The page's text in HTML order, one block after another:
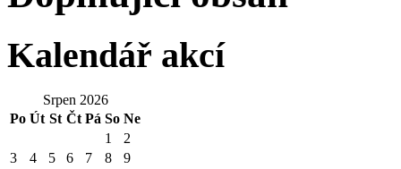
Kalendář akcí
Srpen 2026
Po Út St Čt Pá So Ne
1
2
3
4 5 6 7 8
9